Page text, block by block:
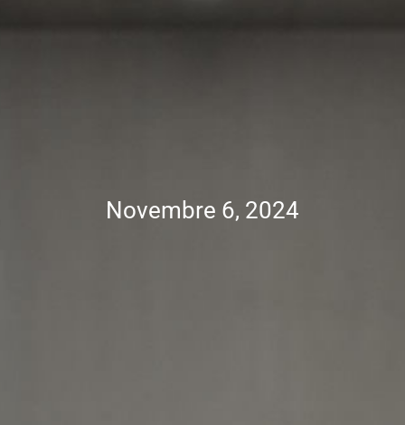
Novembre 6, 2024